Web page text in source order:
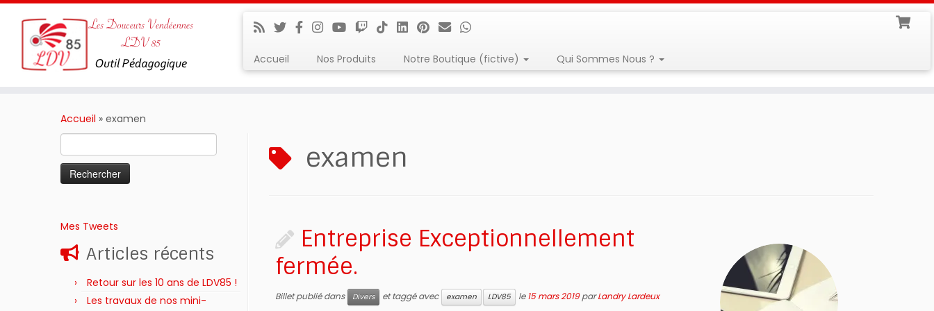
Accueil Nos Produits Notre Boutique (fictive) Qui Sommes Nous ?
Accueil » examen
Mes Tweets
Articles récents
Retour sur les 10 ans de LDV85 !
Les travaux de nos mini-
examen
Entreprise Exceptionnellement
fermée.
Billet publié dans Divers et taggé avec examen LDV85 le15 mars 2019 parLandry Lardeux